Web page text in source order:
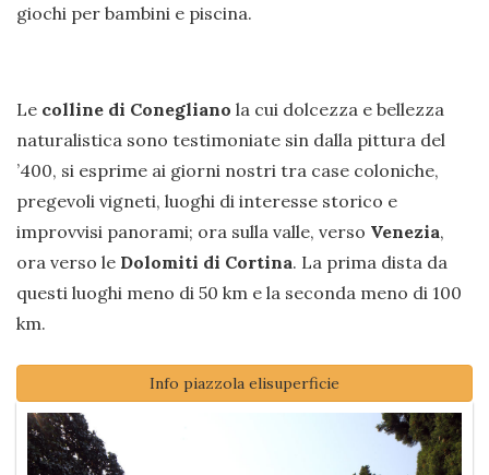
giochi per bambini e piscina.
Le colline di Conegliano la cui dolcezza e bellezza
naturalistica sono testimoniate sin dalla pittura del
’400, si esprime ai giorni nostri tra case coloniche,
pregevoli vigneti, luoghi di interesse storico e
improvvisi panorami; ora sulla valle, verso Venezia,
ora verso le Dolomiti di Cortina. La prima dista da
questi luoghi meno di 50 km e la seconda meno di 100
km.
Info piazzola elisuperficie